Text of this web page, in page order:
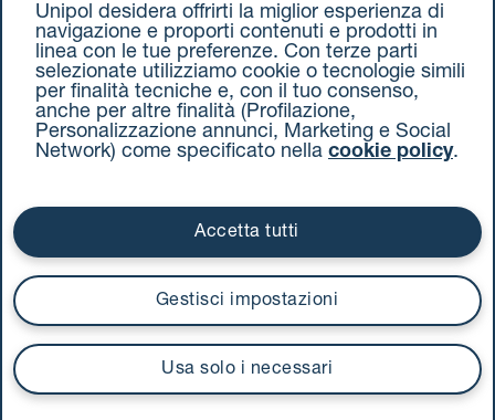
Documenti contrattuali
Via Stalingrado 37 - 40128 Bologna
Tel 051 5077111 - Fax 051 375349
unipolmove@pec.unipol.it
C.F. 03506831209 e P. IVA 03740811207 R.E.A. 524585
UnipolTech S.p.A.
I prezzi si intendono compresi di IVA
Unipol desidera offrirti la miglior esperienza di
navigazione e proporti contenuti e prodotti in
linea con le tue preferenze. Con terze parti
selezionate utilizziamo cookie o tecnologie simili
per finalità tecniche e, con il tuo consenso,
anche per altre finalità (Profilazione,
Personalizzazione annunci, Marketing e Social
Network) come specificato nella cookie policy.
Usa solo i necessari
Gestisci impostazioni
Accetta tutti